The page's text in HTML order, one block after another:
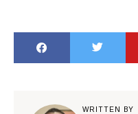
WRITTEN BY